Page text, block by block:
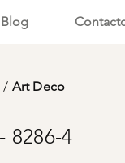
Blog
/ Art Deco
8286-4